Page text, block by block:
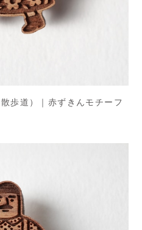
歩道）｜赤ずきんモチーフ